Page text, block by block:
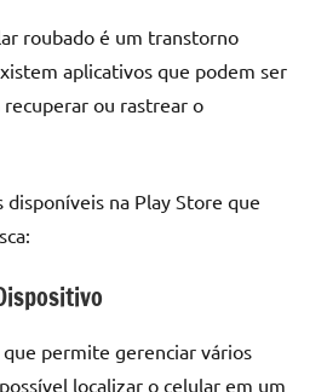
roubado é um transtorno
aplicativos que podem ser
ou rastrear o
disponíveis na Play Store que
permite gerenciar vários
localizar o celular em um